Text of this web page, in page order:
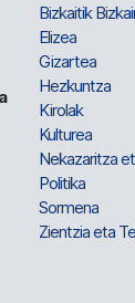
Bizkaitik
Elizea
Gizartea
Hezkuntza
Kirolak
Kulturea
Nekazaritza
Politika
Sormena
Zientzia eta